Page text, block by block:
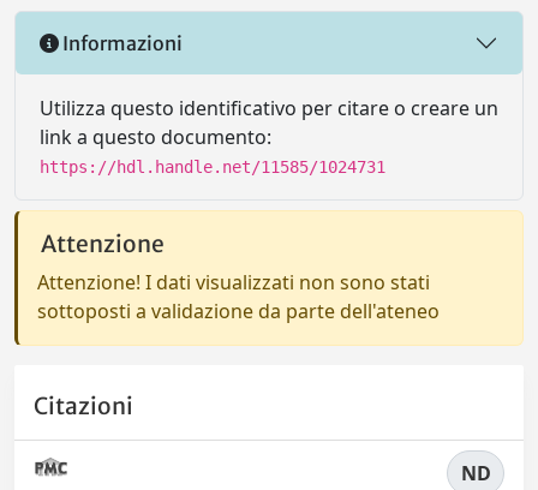
Informazioni
Utilizza questo identificativo per citare o creare un
link a questo documento:
https://hdl.handle.net/11585/1024731
Attenzione
Attenzione! I dati visualizzati non sono stati
sottoposti a validazione da parte dell'ateneo
Citazioni
ND